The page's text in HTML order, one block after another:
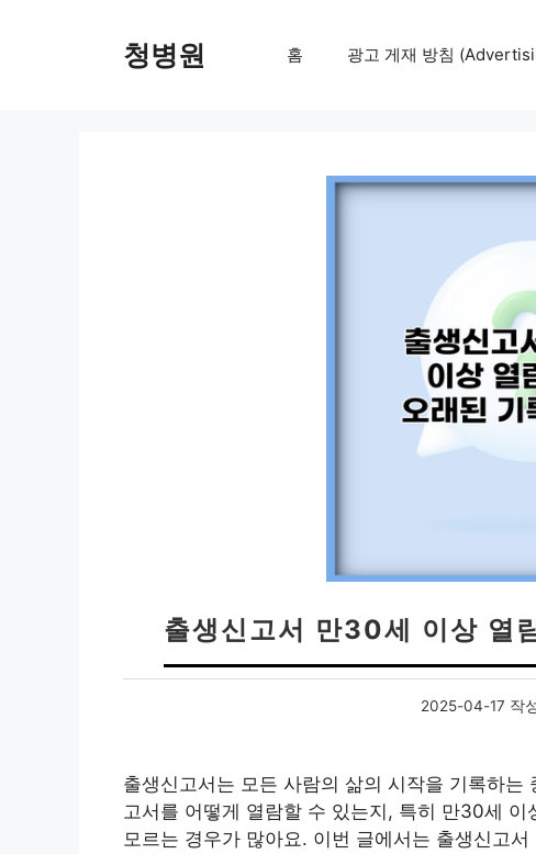
청병원 홈 광고 게재 방침
출생신고서 만30세 이상 열
2025-04-17 작
출생신고서는 모든 사람의 삶의 시작을 기록하
고서를 어떻게 열람할 수 있는지, 특히 만30세
모르는 경우가 많아요. 이번 글에서는 출생신고